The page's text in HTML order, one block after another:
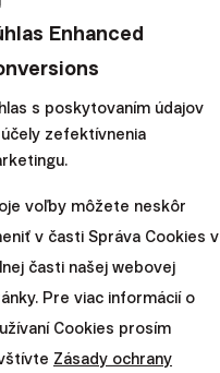
úvery a
50 minút
Enhanced
s poskytovaním údajov
účely zefektívnenia
voľby môžete neskôr
v časti Správa Cookies v
časti našej webovej
Pre viac informácií o
Cookies prosím
Zásady ochrany